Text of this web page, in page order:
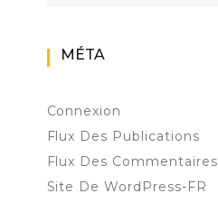
MÉTA
Connexion
Flux Des Publications
Flux Des Commentaires
Site De WordPress-FR